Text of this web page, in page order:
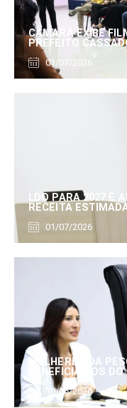
CÂMARA EXIBE
PREFEITO
01/07/2026
LDO PARA 2027 É
RECEITA
01/07/2026
MULHERES DA
BENEFICIÁRIOS
30/06/2026